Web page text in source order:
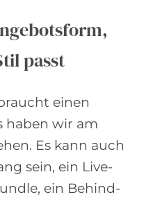
passt
einen
haben wir am
Es kann auch
sein, ein Live-
ein Behind-